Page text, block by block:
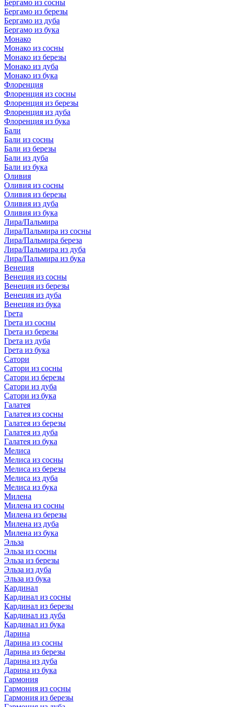
Бергамо из сосны
Бергамо из березы
Бергамо из дуба
Бергамо из бука
Монако
Монако из сосны
Монако из березы
Монако из дуба
Монако из бука
Флоренция
Флоренция из сосны
Флоренция из березы
Флоренция из дуба
Флоренция из бука
Бали
Бали из сосны
Бали из березы
Бали из дуба
Бали из бука
Оливия
Оливия из сосны
Оливия из березы
Оливия из дуба
Оливия из бука
Лира/Пальмира
Лира/Пальмира из сосны
Лира/Пальмира береза
Лира/Пальмира из дуба
Лира/Пальмира из бука
Венеция
Венеция из сосны
Венеция из березы
Венеция из дуба
Венеция из бука
Грета
Грета из сосны
Грета из березы
Грета из дуба
Грета из бука
Сатори
Сатори из сосны
Сатори из березы
Сатори из дуба
Сатори из бука
Галатея
Галатея из сосны
Галатея из березы
Галатея из дуба
Галатея из бука
Мелиса
Мелиса из сосны
Мелиса из березы
Мелиса из дуба
Мелиса из бука
Милена
Милена из сосны
Милена из березы
Милена из дуба
Милена из бука
Эльза
Эльза из сосны
Эльза из березы
Эльза из дуба
Эльза из бука
Кардинал
Кардинал из сосны
Кардинал из березы
Кардинал из дуба
Кардинал из бука
Дарина
Дарина из сосны
Дарина из березы
Дарина из дуба
Дарина из бука
Гармония
Гармония из сосны
Гармония из березы